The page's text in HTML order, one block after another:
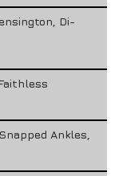
Di-
Ankles,